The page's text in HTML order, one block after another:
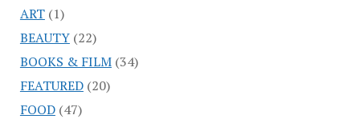
ART(1)
BEAUTY(22)
BOOKS & FILM(34)
FEATURED(20)
FOOD(47)